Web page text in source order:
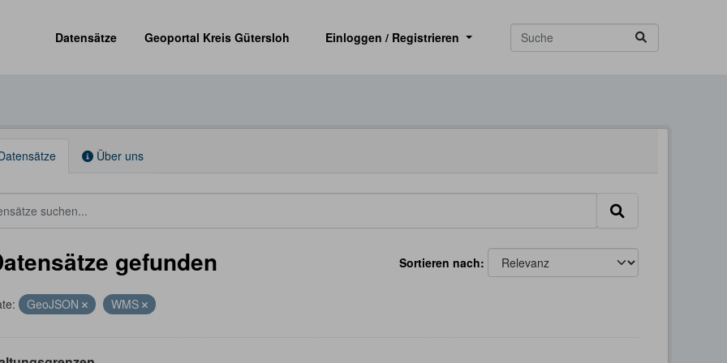
Datensätze
Geoportal Kreis Gütersloh Einloggen / Registrieren
Über uns
Sortieren nach
gefunden
GeoJSON WMS